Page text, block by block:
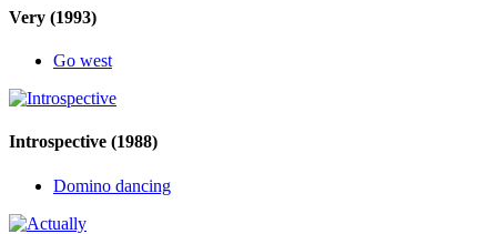
Very (1993)
Go west
Introspective (1988)
Domino dancing